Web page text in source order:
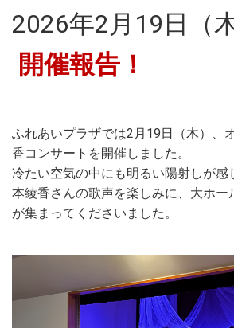
2026年2月19日（木
開催報告！
ふれあいプラザでは2月 19 日（木）、
香コンサートを開催しました。
冷たい空気の中にも明るい陽射しが感
本綾香さんの歌声を楽しみに、大ホー
が集まってくださいました。